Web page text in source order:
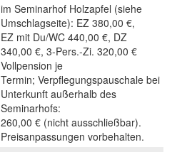
im Seminarhof Holzapfel (siehe
Umschlagseite): EZ 380,00 €,
EZ mit Du/WC 440,00 €, DZ
340,00 €, 3-Pers.-Zi. 320,00 €
Vollpension je
Termin; Verpflegungspauschale bei
Unterkunft außerhalb des
Seminarhofs:
260,00 € (nicht ausschließbar).
Preisanpassungen vorbehalten.